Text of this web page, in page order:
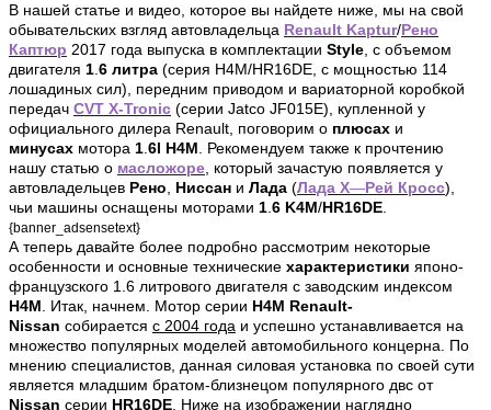
В нашей статье и видео, которое вы найдете ниже, мы на свой
обывательских взгляд автовладельца Renault Kaptur/Рено
Каптюр 2017 года выпуска в комплектации Style , с объемом
двигателя 1 6 литра (серия H4M/HR16DE, с мощностью 114
лошадиных сил), передним приводом и вариаторной коробкой
передач CVT X-Tronic (серии Jatco JF015E), купленной у
официального дилера Renault, поговорим о плюсах и
минусах мотора 1 6l H4M . Рекомендуем также к прочтению
нашу статью о масложоре , который зачастую появляется у
автовладельцев Рено Ниссан и Лада (Лада Х—Рей Кросс),
чьи машины оснащены моторами 1 6 K4M/HR16DE
{banner_adsensetext}
А теперь давайте более подробно рассмотрим некоторые
особенности и основные технические характеристики японо-
французского 1.6 литрового двигателя с заводским индексом
H4M . Итак, начнем. Мотор серии H4M Renault-
Nissan собирается с 2004 года и успешно устанавливается на
множество популярных моделей автомобильного концерна. По
мнению специалистов, данная силовая установка по своей сути
является младшим братом-близнецом популярного двс от
Nissan серии HR16DE . Ниже на изображении наглядно